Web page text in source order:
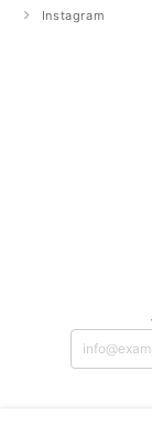
Instagram